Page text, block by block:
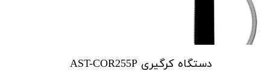
دستگاه کرگیری AST-COR255P